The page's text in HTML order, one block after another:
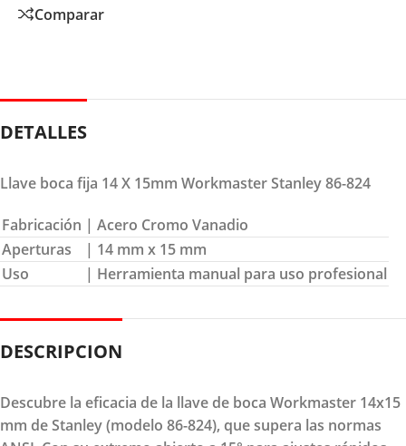
Comparar
DETALLES
Llave boca fija 14 X 15mm Workmaster Stanley 86-824
Fabricación | Acero Cromo Vanadio
Aperturas
| 14 mm x 15 mm
Uso
| Herramienta manual para uso profesional
DESCRIPCION
Descubre la eficacia de la llave de boca Workmaster 14x15
mm de Stanley (modelo 86-824), que supera las normas